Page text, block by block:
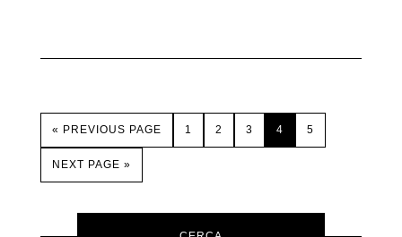
« PREVIOUS PAGE 1 2 3 4 5
NEXT PAGE »